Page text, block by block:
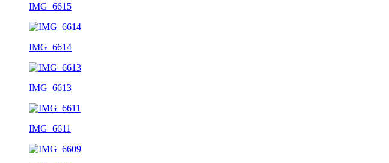
IMG_6615
IMG_6614
IMG_6613
IMG_6611